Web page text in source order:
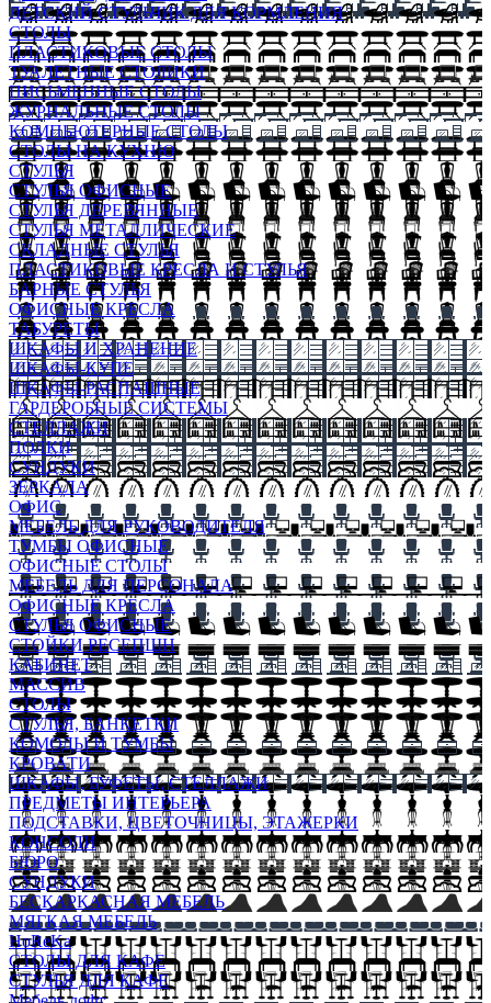
ДЕТСКИЙ СТУЛЬЧИК ДЛЯ КОРМЛЕНИЯ
СТОЛЫ
ПЛАСТИКОВЫЕ СТОЛЫ
ТУАЛЕТНЫЕ СТОЛИКИ
ПИСЬМЕННЫЕ СТОЛЫ
ЖУРНАЛЬНЫЕ СТОЛЫ
КОМПЬЮТЕРНЫЕ СТОЛЫ
СТОЛЫ НА КУХНЮ
СТУЛЬЯ
СТУЛЬЯ ОФИСНЫЕ
СТУЛЬЯ ДЕРЕВЯННЫЕ
СТУЛЬЯ МЕТАЛЛИЧЕСКИЕ
СКЛАДНЫЕ СТУЛЬЯ
ПЛАСТИКОВЫЕ КРЕСЛА И СТУЛЬЯ
БАРНЫЕ СТУЛЬЯ
ОФИСНЫЕ КРЕСЛА
ТАБУРЕТЫ
ШКАФЫ И ХРАНЕНИЕ
ШКАФЫ-КУПЕ
ШКАФЫ-РАСПАШНЫЕ
ГАРДЕРОБНЫЕ СИСТЕМЫ
СТЕЛЛАЖИ
ПОЛКИ
СУНДУКИ
ЗЕРКАЛА
ОФИС
МЕБЕЛЬ ДЛЯ РУКОВОДИТЕЛЯ
ТУМБЫ ОФИСНЫЕ
ОФИСНЫЕ СТОЛЫ
МЕБЕЛЬ ДЛЯ ПЕРСОНАЛА
ОФИСНЫЕ КРЕСЛА
СТУЛЬЯ ОФИСНЫЕ
СТОЙКИ РЕСЕПШН
КАБИНЕТ
МАССИВ
СТОЛЫ
СТУЛЬЯ, БАНКЕТКИ
КОМОДЫ И ТУМБЫ
КРОВАТИ
ШКАФЫ, БУФЕТЫ, СТЕЛЛАЖИ
ПРЕДМЕТЫ ИНТЕРЬЕРА
ПОДСТАВКИ, ЦВЕТОЧНИЦЫ, ЭТАЖЕРКИ
КОНСОЛИ
БЮРО
СУНДУКИ
БЕСКАРКАСНАЯ МЕБЕЛЬ
МЯГКАЯ МЕБЕЛЬ
HoReKa
СТОЛЫ ДЛЯ КАФЕ
СТУЛЬЯ ДЛЯ КАФЕ